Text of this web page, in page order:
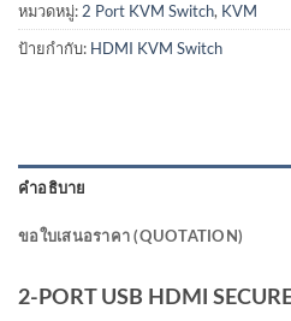
หมวดหมู่: 2 Port KVM Switch, KVM
ป้ายกำกับ: HDMI KVM Switch
คำอธิบาย
ขอใบเสนอราคา (QUOTATION)
2-PORT USB HDMI